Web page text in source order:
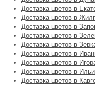
Доставка цветов в
Доставка цветов в
Доставка цветов в
Доставка цветов в
Доставка цветов в
Доставка цветов в
Доставка цветов в
Доставка цветов в
Доставка цветов в